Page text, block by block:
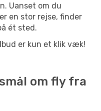
Uanset om du
en stor rejse, finder
ét sted.
er kun et klik væk!
om fly fra